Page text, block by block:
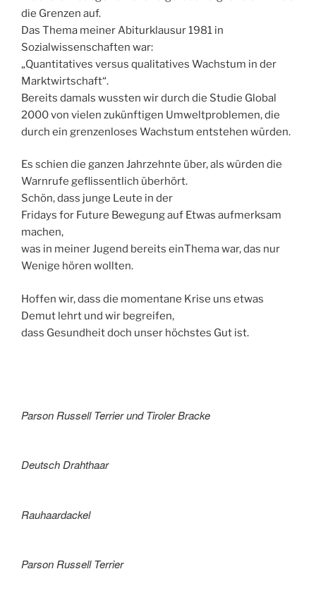
die Grenzen auf.
Das Thema meiner Abiturklausur 1981 in
Sozialwissenschaften war:
„Quantitatives versus qualitatives Wachstum in der
Marktwirtschaft“.
Bereits damals wussten wir durch die Studie Global
2000 von vielen zukünftigen Umweltproblemen, die
durch ein grenzenloses Wachstum entstehen würden.
Es schien die ganzen Jahrzehnte über, als würden die
Warnrufe geflissentlich überhört.
Schön, dass junge Leute in der
Fridays for Future Bewegung auf Etwas aufmerksam
machen,
was in meiner Jugend bereits einThema war, das nur
Wenige hören wollten.
Hoffen wir, dass die momentane Krise uns etwas
Demut lehrt und wir begreifen,
dass Gesundheit doch unser höchstes Gut ist.
Parson Russell Terrier und Tiroler Bracke
Deutsch Drahthaar
Rauhaardackel
Parson Russell Terrier